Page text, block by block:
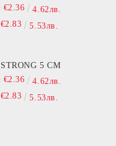
€2.36 4.62лв.
€2.83 5.53лв.
5 СМ
€2.36 4.62лв.
€2.83 5.53лв.